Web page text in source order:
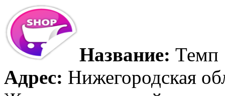
Название: Темп
Адрес: Нижегородская